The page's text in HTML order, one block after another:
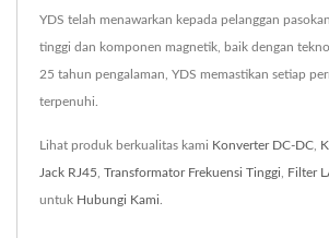
YDS telah menawarkan kepada pelanggan
tinggi dan komponen magnetik, baik dengan
25 tahun pengalaman, YDS memastikan setiap
terpenuhi.
Lihat produk berkualitas kami Konverter DC-DC
Jack RJ45 Transformator Frekuensi Tinggi Filter
untuk Hubungi Kami